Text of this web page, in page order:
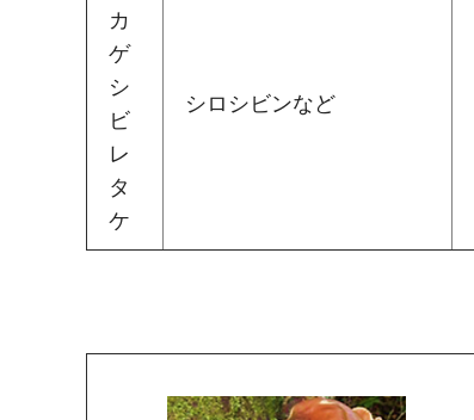
カ
ゲ
シ
ビ
レ
タ
ケ
シロシビンなど